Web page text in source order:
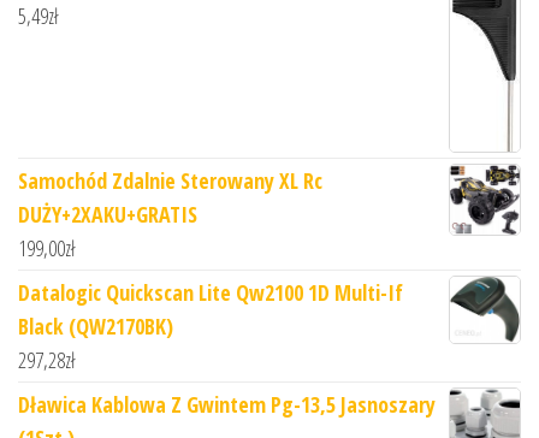
5,49zł
Samochód Zdalnie Sterowany XL Rc
DUŻY+2XAKU+GRATIS
199,00zł
Datalogic Quickscan Lite Qw2100 1D Multi-If
Black (QW2170BK)
297,28zł
Dławica Kablowa Z Gwintem Pg-13,5 Jasnoszary